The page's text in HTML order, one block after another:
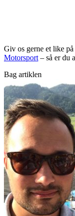
Giv os gerne et like på
Motorsport – så er du
Bag artiklen